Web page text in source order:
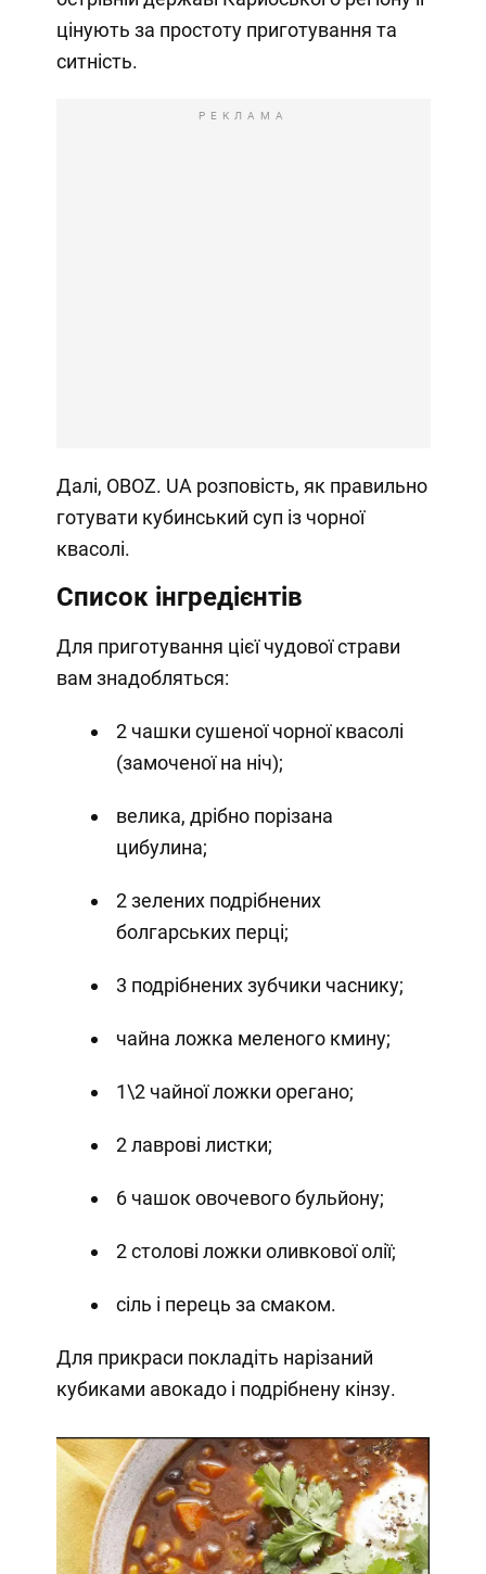
цінують за простоту приготування та
ситність.
РЕКЛАМА
Далі, OBOZ. UA розповість, як правильно
готувати кубинський суп із чорної
квасолі.
Список інгредієнтів
Для приготування цієї чудової страви
вам знадобляться:
2 чашки сушеної чорної квасолі
(замоченої на ніч);
велика, дрібно порізана
цибулина;
2 зелених подрібнених
болгарських перці;
3 подрібнених зубчики часнику;
чайна ложка меленого кмину;
1\2 чайної ложки орегано;
2 лаврові листки;
6 чашок овочевого бульйону;
2 столові ложки оливкової олії;
сіль і перець за смаком.
Для прикраси покладіть нарізаний
кубиками авокадо і подрібнену кінзу.